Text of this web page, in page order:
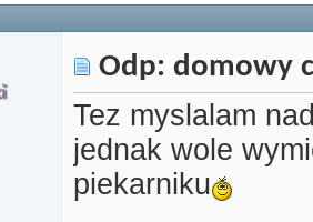
Odp: domowy
Tez myslalam
jednak wole
piekarniku